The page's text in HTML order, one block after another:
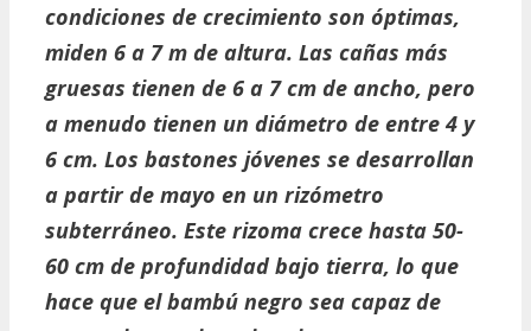
condiciones de crecimiento son óptimas,
miden 6 a 7 m de altura. Las cañas más
gruesas tienen de 6 a 7 cm de ancho, pero
a menudo tienen un diámetro de entre 4 y
6 cm. Los bastones jóvenes se desarrollan
a partir de mayo en un rizómetro
subterráneo. Este rizoma crece hasta 50-
60 cm de profundidad bajo tierra, lo que
hace que el bambú negro sea capaz de